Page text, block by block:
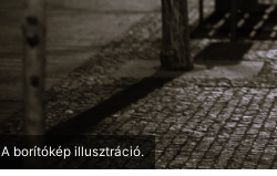
A borítókép illusztráció.